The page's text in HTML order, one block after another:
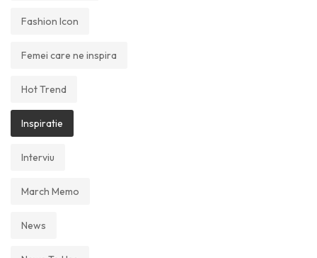
Fashion Icon
Femei care ne inspira
Hot Trend
Inspiratie
Interviu
March Memo
News